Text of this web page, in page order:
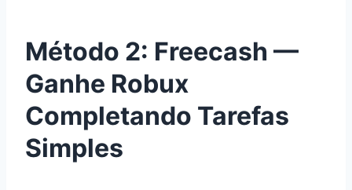
Método 2: Freecash —
Ganhe Robux
Completando Tarefas
Simples